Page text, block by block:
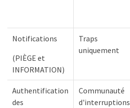
Notifications
(PIÈGE et
INFORMATION)
Traps
uniquement
Authentification
des
Communauté
d'interruptions